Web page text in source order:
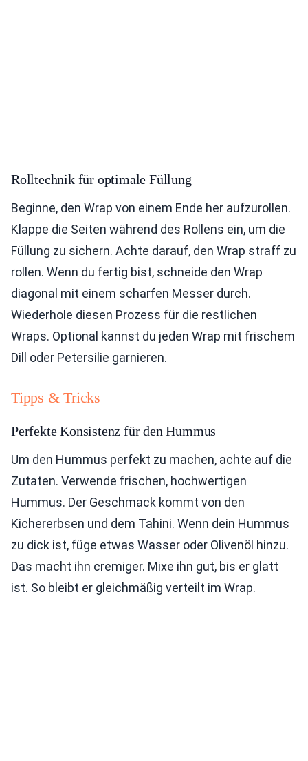
Rolltechnik für optimale Füllung
Beginne, den Wrap von einem Ende her aufzurollen.
Klappe die Seiten während des Rollens ein, um die
Füllung zu sichern. Achte darauf, den Wrap straff zu
rollen. Wenn du fertig bist, schneide den Wrap
diagonal mit einem scharfen Messer durch.
Wiederhole diesen Prozess für die restlichen
Wraps. Optional kannst du jeden Wrap mit frischem
Dill oder Petersilie garnieren.
Tipps & Tricks
Perfekte Konsistenz für den Hummus
Um den Hummus perfekt zu machen, achte auf die
Zutaten. Verwende frischen, hochwertigen
Hummus. Der Geschmack kommt von den
Kichererbsen und dem Tahini. Wenn dein Hummus
zu dick ist, füge etwas Wasser oder Olivenöl hinzu.
Das macht ihn cremiger. Mixe ihn gut, bis er glatt
ist. So bleibt er gleichmäßig verteilt im Wrap.